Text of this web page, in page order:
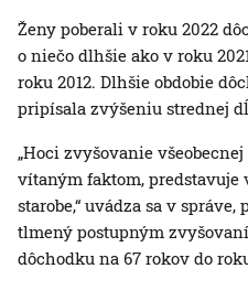
Ženy poberali v roku 2022
o niečo dlhšie ako v roku
roku 2012. Dlhšie obdobie
pripísala zvýšeniu strednej
„Hoci zvyšovanie
vítaným faktom, predstavuje
starobe,“ uvádza sa v
tlmený postupným
dôchodku na 67 rokov do